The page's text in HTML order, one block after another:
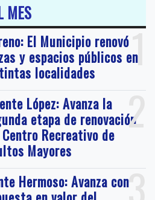
MES
1
El Municipio renovó
y espacios públicos en
localidades
2
López: Avanza la
etapa de renovación
Recreativo de
Mayores
3
Hermoso: Avanza con